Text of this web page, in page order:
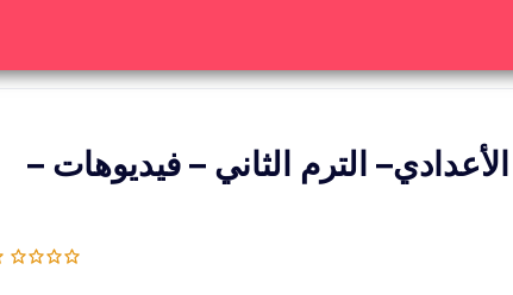
الترم الثاني – فيديوهات –